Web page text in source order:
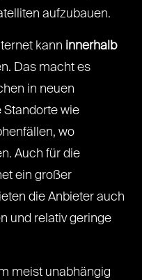
aufzubauen.
kann innerhalb
Das macht es
in neuen
Standorte wie
wo
Auch für die
ein großer
die Anbieter auch
und relativ geringe
meist unabhängig